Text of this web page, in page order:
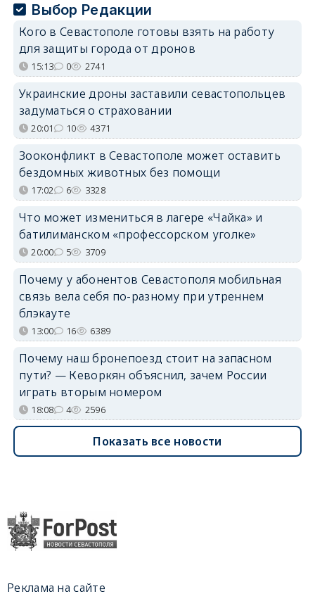
Выбор Редакции
Кого в Севастополе готовы взять на работу
для защиты города от дронов
15:13 0 2741
Украинские дроны заставили севастопольцев
задуматься о страховании
20:01 10 4371
Зооконфликт в Севастополе может оставить
бездомных животных без помощи
17:02 6 3328
Что может измениться в лагере «Чайка» и
батилиманском «профессорском уголке»
20:00 5 3709
Почему у абонентов Севастополя мобильная
связь вела себя по-разному при утреннем
блэкауте
13:00 16 6389
Почему наш бронепоезд стоит на запасном
пути? — Кеворкян объяснил, зачем России
играть вторым номером
18:08 4 2596
Показать все новости
Реклама на сайте